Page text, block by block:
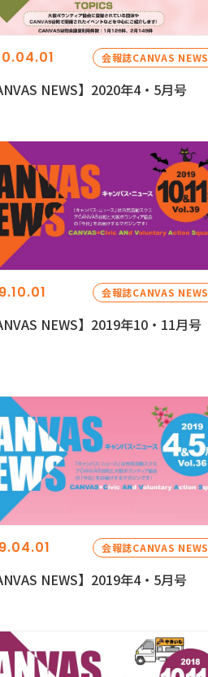
会報誌CANVAS NEWS
NEWS】2020年4・5月号
会報誌CANVAS NEWS
NEWS】2019年10・11月号
会報誌CANVAS NEWS
NEWS】2019年4・5月号